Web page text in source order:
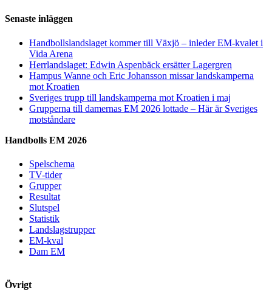
Senaste inläggen
Handbollslandslaget kommer till Växjö – inleder EM-kvalet i
Vida Arena
Herrlandslaget: Edwin Aspenbäck ersätter Lagergren
Hampus Wanne och Eric Johansson missar landskamperna
mot Kroatien
Sveriges trupp till landskamperna mot Kroatien i maj
Grupperna till damernas EM 2026 lottade – Här är Sveriges
motståndare
Handbolls EM 2026
Spelschema
TV-tider
Grupper
Resultat
Slutspel
Statistik
Landslagstrupper
EM-kval
Dam EM
Övrigt